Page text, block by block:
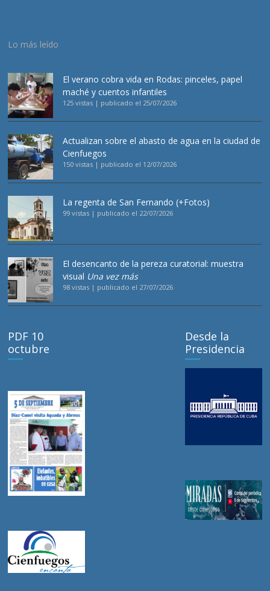
Lo más leído
El verano cobra vida en Rodas: pinceles, papel
maché y cuentos infantiles
125 vistas | publicado el 25/07/2026
Actualizan sobre el abasto de agua en la ciudad de
Cienfuegos
150 vistas | publicado el 12/07/2026
La regenta de San Fernando (+Fotos)
99 vistas | publicado el 22/07/2026
El desencanto de la pereza curatorial: muestra
visual Una vez más
98 vistas | publicado el 27/07/2026
PDF 10
octubre
Desde la
Presidencia